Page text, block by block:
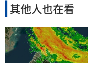
其他人也在看